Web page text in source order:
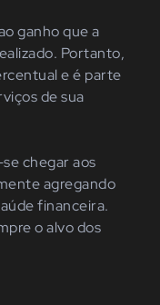
ganho que a
Portanto,
e é parte
de sua
chegar aos
agregando
financeira.
o alvo dos